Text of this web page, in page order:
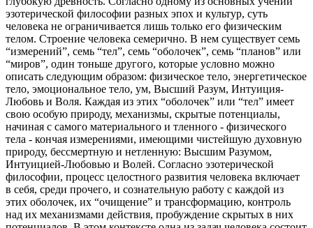
эзотерической философии разных эпох и культур, суть
человека не ограничивается лишь только его физическим
телом. Строение человека семерично. В нем существует семь
“измерений”, семь “тел”, семь “оболочек”, семь “планов” или
“миров”, один тоньше другого, которые условно можно
описать следующим образом: физическое тело, энергетическое
тело, эмоциональное тело, ум, Высший Разум, Интуиция-
Любовь и Воля. Каждая из этих “оболочек” или “тел” имеет
свою особую природу, механизмы, скрытые потенциалы,
начиная с самого материального и тленного - физического
тела - кончая измерениями, имеющими чистейшую духовную
природу, бессмертную и нетленную: Высшим Разумом,
Интуицией-Любовью и Волей. Согласно эзотерической
философии, процесс целостного развития человека включает
в себя, среди прочего, и сознательную работу с каждой из
этих оболочек, их “очищение” и трансформацию, контроль
над их механизмами действия, пробуждение скрытых в них